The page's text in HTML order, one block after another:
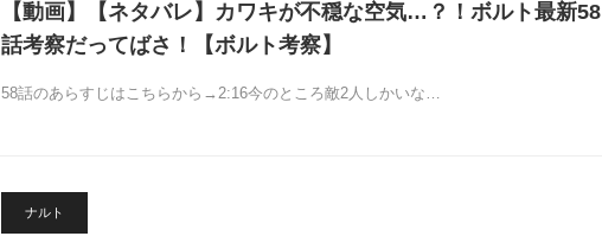
【動画】【ネタバレ】カワキが不穏な空気…？！ボルト最新58
話考察だってばさ！【ボルト考察】
58話のあらすじはこちらから→2:16今のところ敵2人しかいな…
ナルト